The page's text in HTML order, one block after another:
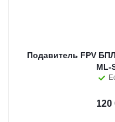
Подавитель FPV
ML-
120